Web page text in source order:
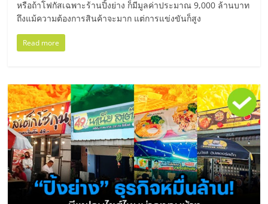
ที่
ปรึกษา
แฟ
รน
ไชส์,
รวม
หรือถ้าโฟกัสเฉพาะร้านปิ้งย่าง ก็มีมูลค่าประมาณ 9,000 ล้านบาท
ถึงแม้ความต้องการสินค้าจะมาก แต่การแข่งขันก็สูง
Read more